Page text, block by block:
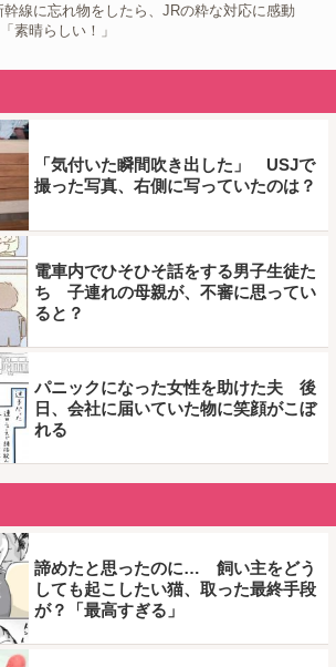
幹線に忘れ物をしたら、JRの粋な対応に感動
素晴らしい！」
「気付いた瞬間吹き出した」 USJで
撮った写真、右側に写っていたのは？
電車内でひそひそ話をする男子生徒た
ち 子連れの母親が、不審に思ってい
ると？
パニックになった女性を助けた夫 後
日、会社に届いていた物に笑顔がこぼ
れる
諦めたと思ったのに… 飼い主をどう
しても起こしたい猫、取った最終手段
が？「最高すぎる」